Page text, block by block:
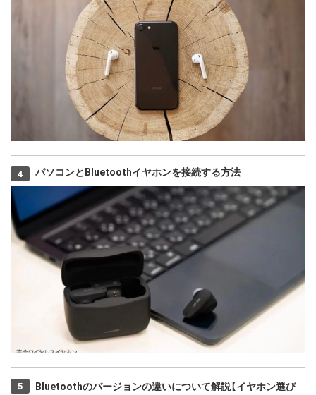
パソコンとBluetoothイヤホンを接続する方法
Bluetoothのバージョンの違いについて解説【イヤホン選び